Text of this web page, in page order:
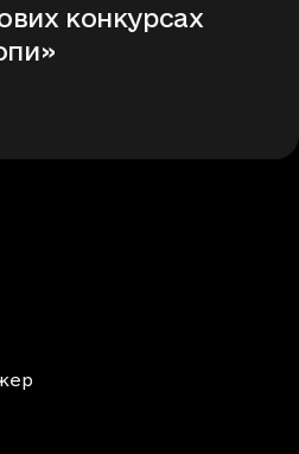
конкурсах